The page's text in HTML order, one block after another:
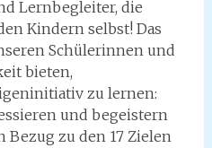
Lernbegleiter, die
Kindern selbst! Das
Schülerinnen und
bieten,
zu lernen:
und begeistern
zu den 17 Zielen